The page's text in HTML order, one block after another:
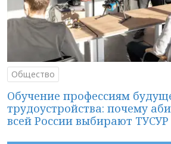
Общество
Обучение профессиям
трудоустройства: почему
всей России выбирают